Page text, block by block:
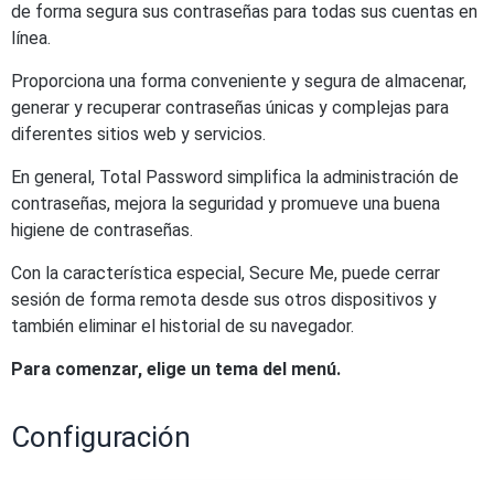
de forma segura sus contraseñas para todas sus cuentas en
línea.
Proporciona una forma conveniente y segura de almacenar,
generar y recuperar contraseñas únicas y complejas para
diferentes sitios web y servicios.
En general, Total Password simplifica la administración de
contraseñas, mejora la seguridad y promueve una buena
higiene de contraseñas.
Con la característica especial, Secure Me, puede cerrar
sesión de forma remota desde sus otros dispositivos y
también eliminar el historial de su navegador.
Para comenzar, elige un tema del menú.
Configuración